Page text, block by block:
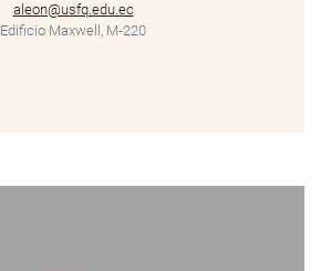
aleon@usfq.edu.ec
Edificio Maxwell, M-220